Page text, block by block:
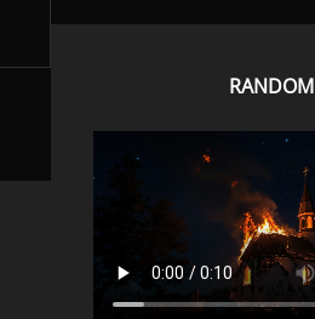
RANDOM